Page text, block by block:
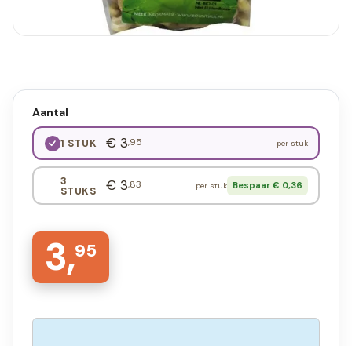
Aantal
1 STUK € 3,95 per stuk
3
STUKS € 3,83 per stuk Bespaar € 0,36
3,95